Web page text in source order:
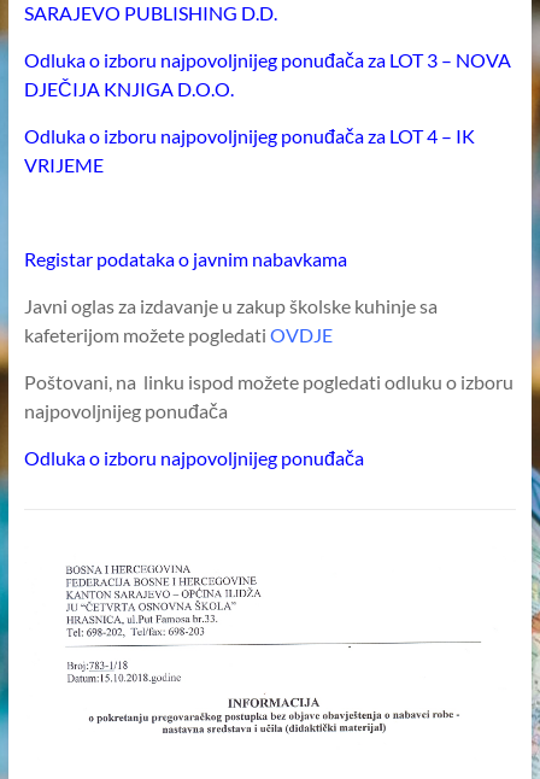
FEDERACIJA
I
HERCEGOVINE
–
KANTON
ILIDŽA
SARAJEVO
SARAJEVO PUBLISHING D.D.
Odluka o izboru najpovoljnijeg ponuđača za LOT 3 – NOVA
DJEČIJA KNJIGA D.O.O.
Odluka o izboru najpovoljnijeg ponuđača za LOT 4 – IK
VRIJEME
Registar podataka o javnim nabavkama
Javni oglas za izdavanje u zakup školske kuhinje sa
kafeterijom možete pogledati OVDJE
Poštovani, na linku ispod možete pogledati odluku o izboru
najpovoljnijeg ponuđača
Odluka o izboru najpovoljnijeg ponuđača